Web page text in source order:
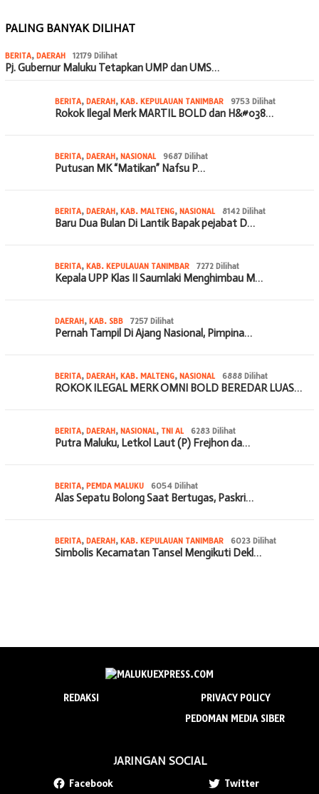
PALING BANYAK DILIHAT
BERITA, DAERAH 12179 Dilihat
Pj. Gubernur Maluku Tetapkan UMP dan UMS…
BERITA, DAERAH, KAB. KEPULAUAN TANIMBAR 9753 Dilihat
Rokok Ilegal Merk MARTIL BOLD dan H&#038…
BERITA, DAERAH, NASIONAL 9687 Dilihat
Putusan MK “Matikan” Nafsu P…
BERITA, DAERAH, KAB. MALTENG, NASIONAL 8142 Dilihat
Baru Dua Bulan Di Lantik Bapak pejabat D…
BERITA, KAB. KEPULAUAN TANIMBAR 7272 Dilihat
Kepala UPP Klas II Saumlaki Menghimbau M…
DAERAH, KAB. SBB 7257 Dilihat
Pernah Tampil Di Ajang Nasional, Pimpina…
BERITA, DAERAH, KAB. MALTENG, NASIONAL 6888 Dilihat
ROKOK ILEGAL MERK OMNI BOLD BEREDAR LUAS…
BERITA, DAERAH, NASIONAL, TNI AL 6283 Dilihat
Putra Maluku, Letkol Laut (P) Frejhon da…
BERITA, PEMDA MALUKU 6054 Dilihat
Alas Sepatu Bolong Saat Bertugas, Paskri…
BERITA, DAERAH, KAB. KEPULAUAN TANIMBAR 6023 Dilihat
Simbolis Kecamatan Tansel Mengikuti Dekl…
REDAKSI
PRIVACY POLICY
PEDOMAN MEDIA SIBER
JARINGAN SOCIAL
Facebook Twitter